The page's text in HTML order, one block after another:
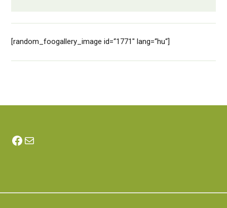
[random_foogallery_image id=“1771″ lang=“hu“]
Facebook
E-Mail